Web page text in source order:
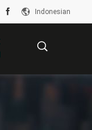
Indonesian